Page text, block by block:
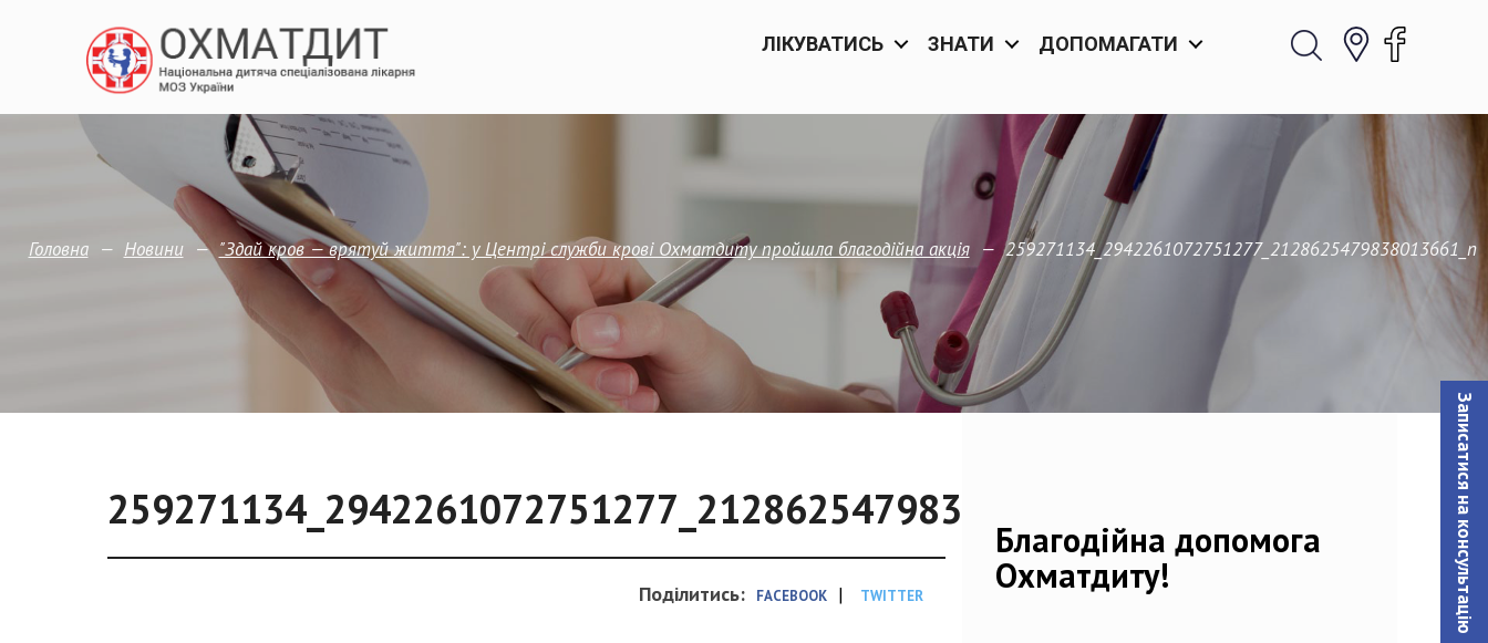
Записатися на консультацiю
ЛІКУВАТИСЬ ЗНАТИ ДОПОМАГАТИ
Головна — Новини — "Здай кров — врятуй життя": у Центрі служби крові Охматдиту пройшла благодійна акція — 259271134_2942261072751277_2128625479838013661_n
259271134_2942261072751277_2128625479838013661_n
Поділитись: FACEBOOK | TWITTER
Благодійна допомога
Охматдиту!